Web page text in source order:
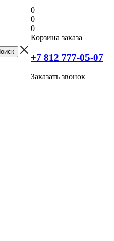
0
0
0
Корзина заказа
+7 812 777-05-07
Заказать звонок